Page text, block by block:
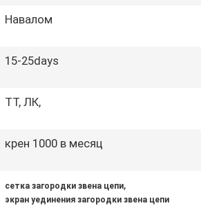
Навалом
15-25days
ТТ, ЛК,
крен 1000 в месяц
сетка загородки звена цепи,
экран уединения загородки звена цепи